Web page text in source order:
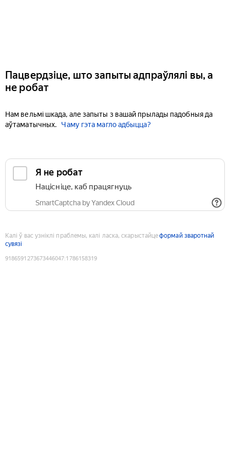
Пацвердзіце, што запыты адпраўлялі вы, а
не робат
Нам вельмі шкада, але запыты з вашай прылады падобныя да
аўтаматычных.
Чаму гэта магло адбыцца?
Я не робат
Націсніце, каб працягнуць
SmartCaptcha by Yandex Cloud
Калі ў вас узніклі праблемы, калі ласка, скарыстайцеформай зваротнай
сувязі
9186591273673446047:1786158319